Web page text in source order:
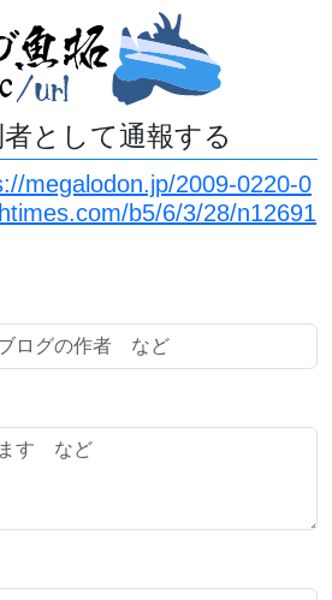
として通報する
megalodon.jp/2009-0220-0
b5/6/3/28/n12691